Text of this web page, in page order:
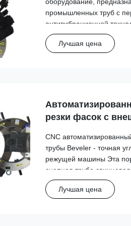
промышленных труб с
антивибрационной
производительности
спецификации Модель
Лучшая цена
резки фасок с
углеродистой
CNC
трубы Beveler - точная
режущей машины Эта
сцепная труба
точные возможности
труб из углеродной стали
Лучшая цена